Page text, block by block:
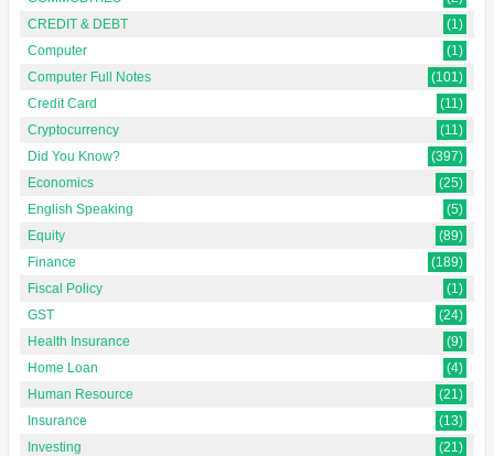
CREDIT & DEBT
(1)
Computer
(1)
Computer Full Notes
(101)
Credit Card
(11)
Cryptocurrency
(11)
Did You Know?
(397)
Economics
(25)
English Speaking
(5)
Equity
(89)
Finance
(189)
Fiscal Policy
(1)
GST
(24)
Health Insurance
(9)
Home Loan
(4)
Human Resource
(21)
Insurance
(13)
Investing
(21)